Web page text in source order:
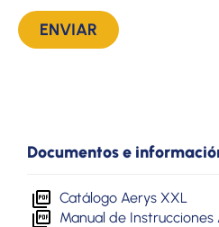
Documentos e
Catálogo Aerys XXL
Manual de Instrucciones